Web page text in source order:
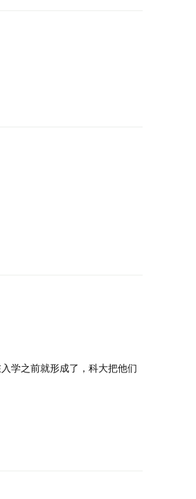
学之前就形成了，科大把他们